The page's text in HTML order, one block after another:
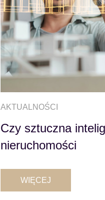
AKTUALNOŚCI
Czy sztuczna
nieruchomości
WIĘCEJ